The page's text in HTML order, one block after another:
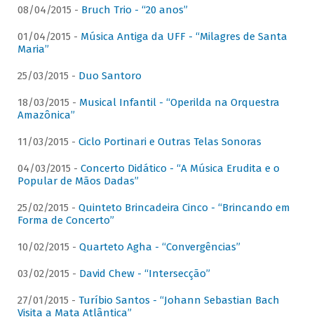
08/04/2015 - Bruch Trio - “20 anos”
01/04/2015 - Música Antiga da UFF - “Milagres de Santa
Maria”
25/03/2015 - Duo Santoro
18/03/2015 - Musical Infantil - “Operilda na Orquestra
Amazônica”
11/03/2015 - Ciclo Portinari e Outras Telas Sonoras
04/03/2015 - Concerto Didático - “A Música Erudita e o
Popular de Mãos Dadas”
25/02/2015 - Quinteto Brincadeira Cinco - “Brincando em
Forma de Concerto”
10/02/2015 - Quarteto Agha - “Convergências”
03/02/2015 - David Chew - “Intersecção”
27/01/2015 - Turíbio Santos - “Johann Sebastian Bach
Visita a Mata Atlântica”